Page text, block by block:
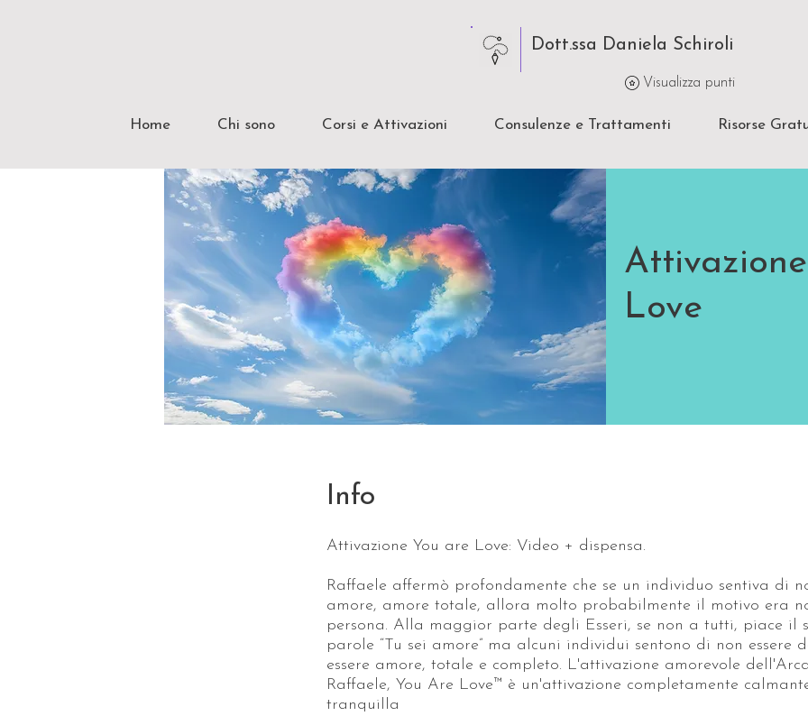
Dott.ssa Daniela Schiroli
Home Chi sono Corsi e Attivazioni Consulenze e Trattamenti Risorse
Visualizza punti
Love
Info
Attivazione You are Love: Video + dispensa.
Raffaele affermò profondamente che se un individuo sentiva di
amore, amore totale, allora molto probabilmente il motivo era
persona. Alla maggior parte degli Esseri, se non a tutti, piace il
parole “Tu sei amore” ma alcuni individui sentono di non essere
essere amore, totale e completo. L'attivazione amorevole
Raffaele, You Are Love™ è un'attivazione completamente
tranquilla